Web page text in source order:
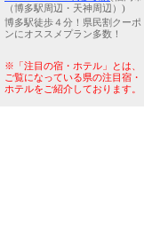
（博多駅周辺・天神周辺）)
博多駅徒歩４分！県民割クーポ
ンにオススメプラン多数！
※「注目の宿・ホテル」とは、
ご覧になっている県の注目宿・
ホテルをご紹介しております。